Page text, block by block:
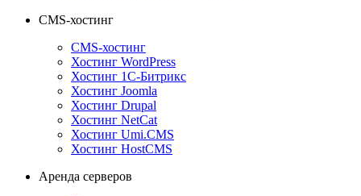
CMS-хостинг
CMS-хостинг
Хостинг WordPress
Хостинг 1С-Битрикс
Хостинг Joomla
Хостинг Drupal
Хостинг NetCat
Хостинг Umi.CMS
Хостинг HostCMS
Аренда серверов